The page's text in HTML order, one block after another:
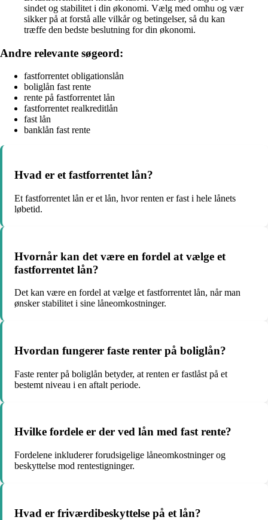
sindet og stabilitet i din økonomi. Vælg med omhu og vær
sikker på at forstå alle vilkår og betingelser, så du kan
træffe den bedste beslutning for din økonomi.
Andre relevante søgeord:
fastforrentet obligationslån
boliglån fast rente
rente på fastforrentet lån
fastforrentet realkreditlån
fast lån
banklån fast rente
Hvad er et fastforrentet lån?
Et fastforrentet lån er et lån, hvor renten er fast i hele lånets
løbetid.
Hvornår kan det være en fordel at vælge et
fastforrentet lån?
Det kan være en fordel at vælge et fastforrentet lån, når man
ønsker stabilitet i sine låneomkostninger.
Hvordan fungerer faste renter på boliglån?
Faste renter på boliglån betyder, at renten er fastlåst på et
bestemt niveau i en aftalt periode.
Hvilke fordele er der ved lån med fast rente?
Fordelene inkluderer forudsigelige låneomkostninger og
beskyttelse mod rentestigninger.
Hvad er friværdibeskyttelse på et lån?